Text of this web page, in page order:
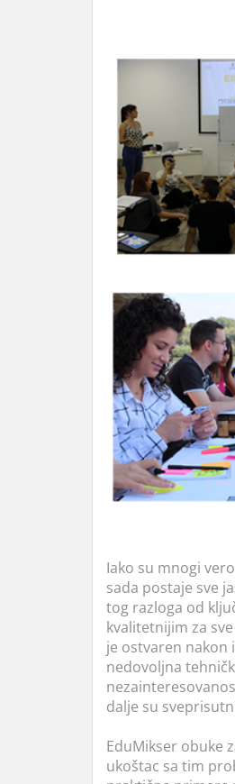
Iako su mnogi
sada postaje sve
tog razloga od
kvalitetnijim za
je ostvaren nakon
nedovoljna
dalje su
EduMikser obuke
ukoštac sa tim